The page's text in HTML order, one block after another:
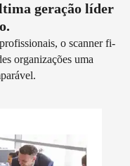
geração líder
o scanner fi-
organizações uma